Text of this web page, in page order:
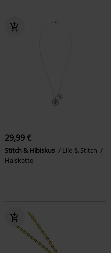
29,99 €
Stitch & Hibiskus
Lilo & Stitch
Halskette